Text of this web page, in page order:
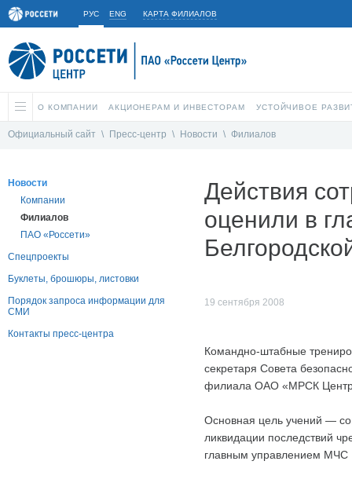
РУС ENG КАРТА ФИЛИАЛОВ
О КОМПАНИИ АКЦИОНЕРАМ И ИНВЕСТОРАМ УСТОЙЧИВОЕ
Официальный сайт \ Пресс-центр \ Новости \ Филиалов
Новости
Компании
Филиалов
ПАО «Россети»
Спецпроекты
Буклеты, брошюры, листовки
Порядок запроса информации для
СМИ
Контакты пресс-центра
Действия
оценили в
19 сентября 2008
Командно-штабные
секретаря Совета
филиала ОАО «МРСК
Основная цель учений —
ликвидации последствий
главным управлением МЧС